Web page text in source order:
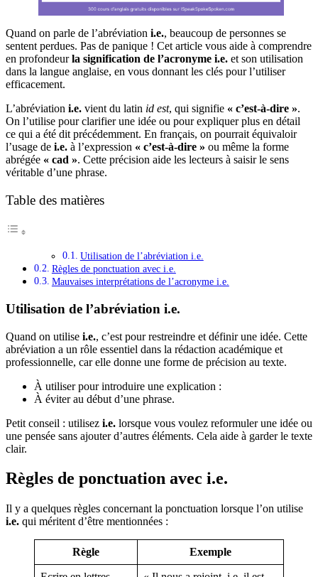
Quand on parle de l’abréviation i.e., beaucoup de personnes se
sentent perdues. Pas de panique ! Cet article vous aide à comprendre
en profondeurla signification de l’acronyme i.e. et son utilisation
dans la langue anglaise, en vous donnant les clés pour l’utiliser
efficacement.
L’abréviation i.e. vient du latin id est, qui signifie « c’est-à-dire ».
On l’utilise pour clarifier une idée ou pour expliquer plus en détail
ce qui a été dit précédemment. En français, on pourrait équivaloir
l’usage de i.e. à l’expression « c’est-à-dire » ou même la forme
abrégée « cad ». Cette précision aide les lecteurs à saisir le sens
véritable d’une phrase.
Table des matières
Utilisation de l’abréviation i.e.
Règles de ponctuation avec i.e.
Mauvaises interprétations de l’acronyme i.e.
Utilisation de l’abréviation i.e.
Quand on utilise i.e., c’est pour restreindre et définir une idée. Cette
abréviation a un rôle essentiel dans la rédaction académique et
professionnelle, car elle donne une forme de précision au texte.
À utiliser pour introduire une explication :
À éviter au début d’une phrase.
Petit conseil : utilisez i.e. lorsque vous voulez reformuler une idée ou
une pensée sans ajouter d’autres éléments. Cela aide à garder le texte
clair.
Règles de ponctuation avec i.e.
Il y a quelques règles concernant la ponctuation lorsque l’on utilise
i.e. qui méritent d’être mentionnées :
Règle Exemple